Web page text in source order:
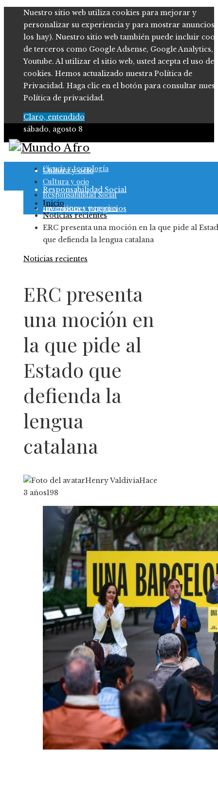
Nuestro sitio web utiliza cookies para mejorar y
personalizar su experiencia y para mostrar anuncios
los hay). Nuestro sitio web también puede incluir
de terceros como Google Adsense, Google Analytics,
Youtube. Al utilizar el sitio web, usted acepta el uso de
cookies. Hemos actualizado nuestra Política de
Privacidad. Haga clic en el botón para consultar
Política de privacidad.
Claro, entendido
sábado, agosto 8
Ciencia y tecnología
Cultura y ocio
Responsabilidad Social
Inversiones y negocios
Ciencia y tecnología
Cultura y ocio
Responsabilidad Social
Inversiones y negocios
Inicio
Noticias recientes
ERC presenta una moción en la que pide al
que defienda la lengua catalana
Noticias recientes
ERC presenta
una moción en
la que pide al
Estado que
defienda la
lengua
catalana
Henry ValdiviaHace
3 años198